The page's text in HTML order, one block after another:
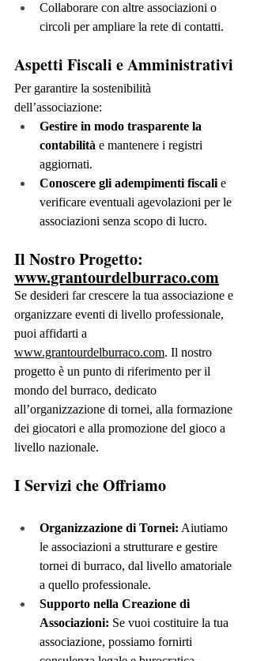
Collaborare con altre associazioni o
circoli per ampliare la rete di contatti.
Aspetti Fiscali e Amministrativi
Per garantire la sostenibilità
dell’associazione:
Gestire in modo trasparente la
contabilità e mantenere i registri
aggiornati.
Conoscere gli adempimenti fiscali e
verificare eventuali agevolazioni per le
associazioni senza scopo di lucro.
Il Nostro Progetto:
www.grantourdelburraco.com
Se desideri far crescere la tua associazione e
organizzare eventi di livello professionale,
puoi affidarti a
www.grantourdelburraco.com. Il nostro
progetto è un punto di riferimento per il
mondo del burraco, dedicato
all’organizzazione di tornei, alla formazione
dei giocatori e alla promozione del gioco a
livello nazionale.
I Servizi che Offriamo
Organizzazione di Tornei: Aiutiamo
le associazioni a strutturare e gestire
tornei di burraco, dal livello amatoriale
a quello professionale.
Supporto nella Creazione di
Associazioni: Se vuoi costituire la tua
associazione, possiamo fornirti